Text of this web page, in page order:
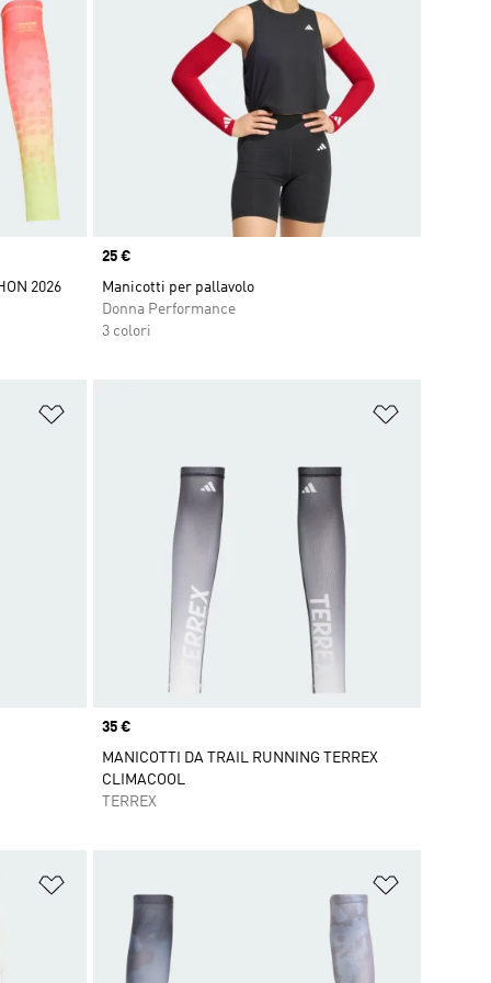
2026
Price
25 €
Manicotti per pallavolo
Donna Performance
3 colori
Price
35 €
MANICOTTI DA TRAIL RUNNING TERREX
CLIMACOOL
TERREX